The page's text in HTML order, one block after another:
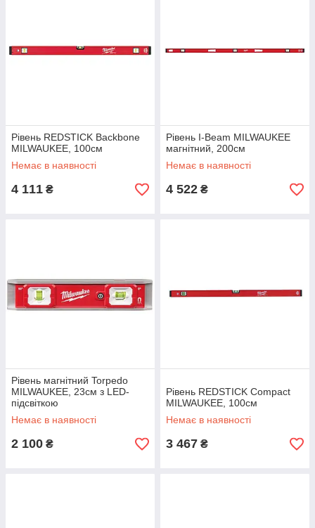
Рівень REDSTICK Backbone
MILWAUKEE, 100см
Немає в наявності
4 111 ₴
Рівень I-Beam MILWAUKEE
магнітний, 200см
Немає в наявності
4 522 ₴
Рівень магнітний Torpedo
MILWAUKEE, 23см з LED-
підсвіткою
Немає в наявності
2 100 ₴
Рівень REDSTICK Compact
MILWAUKEE, 100см
Немає в наявності
3 467 ₴